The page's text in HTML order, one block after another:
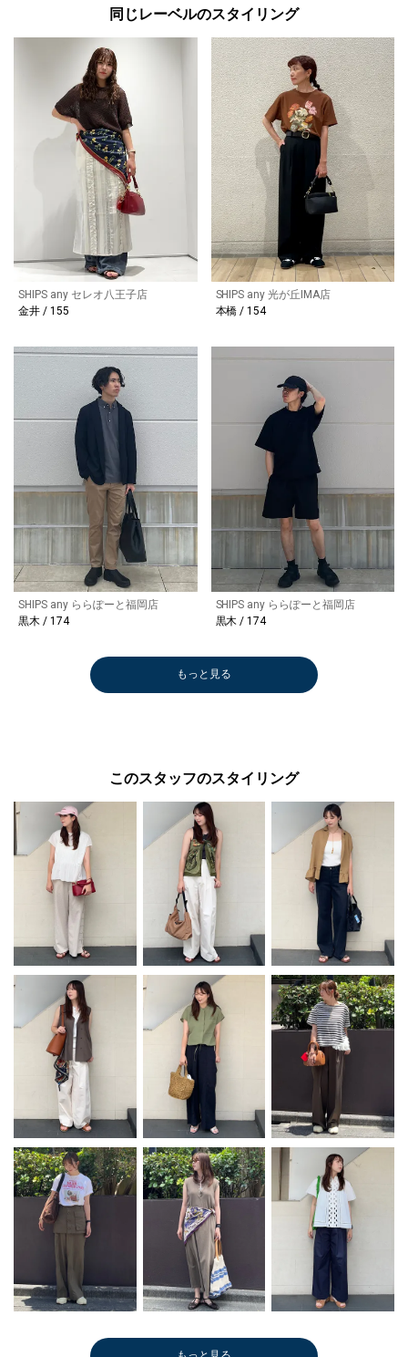
同じレーベルのスタイリング
SHIPS any セレオ八王子店
金井 / 155
SHIPS any 光が丘IMA店
本橋 / 154
SHIPS any ららぽーと福岡店
黒木 / 174
SHIPS any ららぽーと福岡店
黒木 / 174
もっと見る
このスタッフのスタイリング